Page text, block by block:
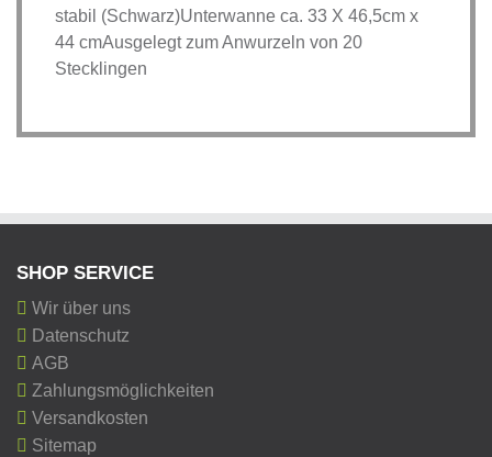
stabil (Schwarz)Unterwanne ca. 33 X 46,5cm x
44 cmAusgelegt zum Anwurzeln von 20
Stecklingen
SHOP SERVICE
Wir über uns
Datenschutz
AGB
Zahlungsmöglichkeiten
Versandkosten
Sitemap